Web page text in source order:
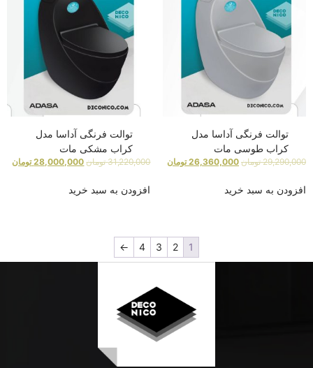
توالت فرنگی آداسا مدل
کراب طوسی مات
29,290,000 تومان 26,360,000 تومان
افزودن به سبد خرید
توالت فرنگی آداسا مدل
کراب مشکی مات
31,220,000 تومان 28,000,000 تومان
افزودن به سبد خرید
1
2
3
4
←